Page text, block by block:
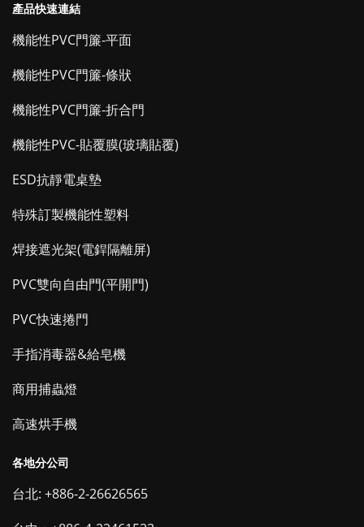
產品快速連結
機能性PVC門簾-平面
機能性PVC門簾-條狀
機能性PVC門簾-折合門
機能性PVC-貼覆膜(玻璃貼覆)
ESD抗靜電桌墊
特殊訂製機能性塑料
焊接遮光架(電銲隔離屏)
PVC雙向自由門(平開門)
PVC快速捲門
手指消毒器&給皂機
商用捕蟲燈
高速烘手機
各地分公司
台北: +886-2-26626565